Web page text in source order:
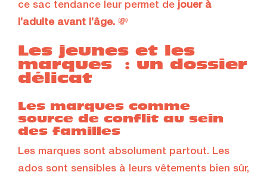
ce sac tendance leur permet de jouer à
l’adulte avant l’âge. 💸
Les jeunes et les
marques : un dossier
délicat
Les marques comme
source de conflit au sein
des familles
Les marques sont absolument partout. Les
ados sont sensibles à leurs vêtements bien sûr,